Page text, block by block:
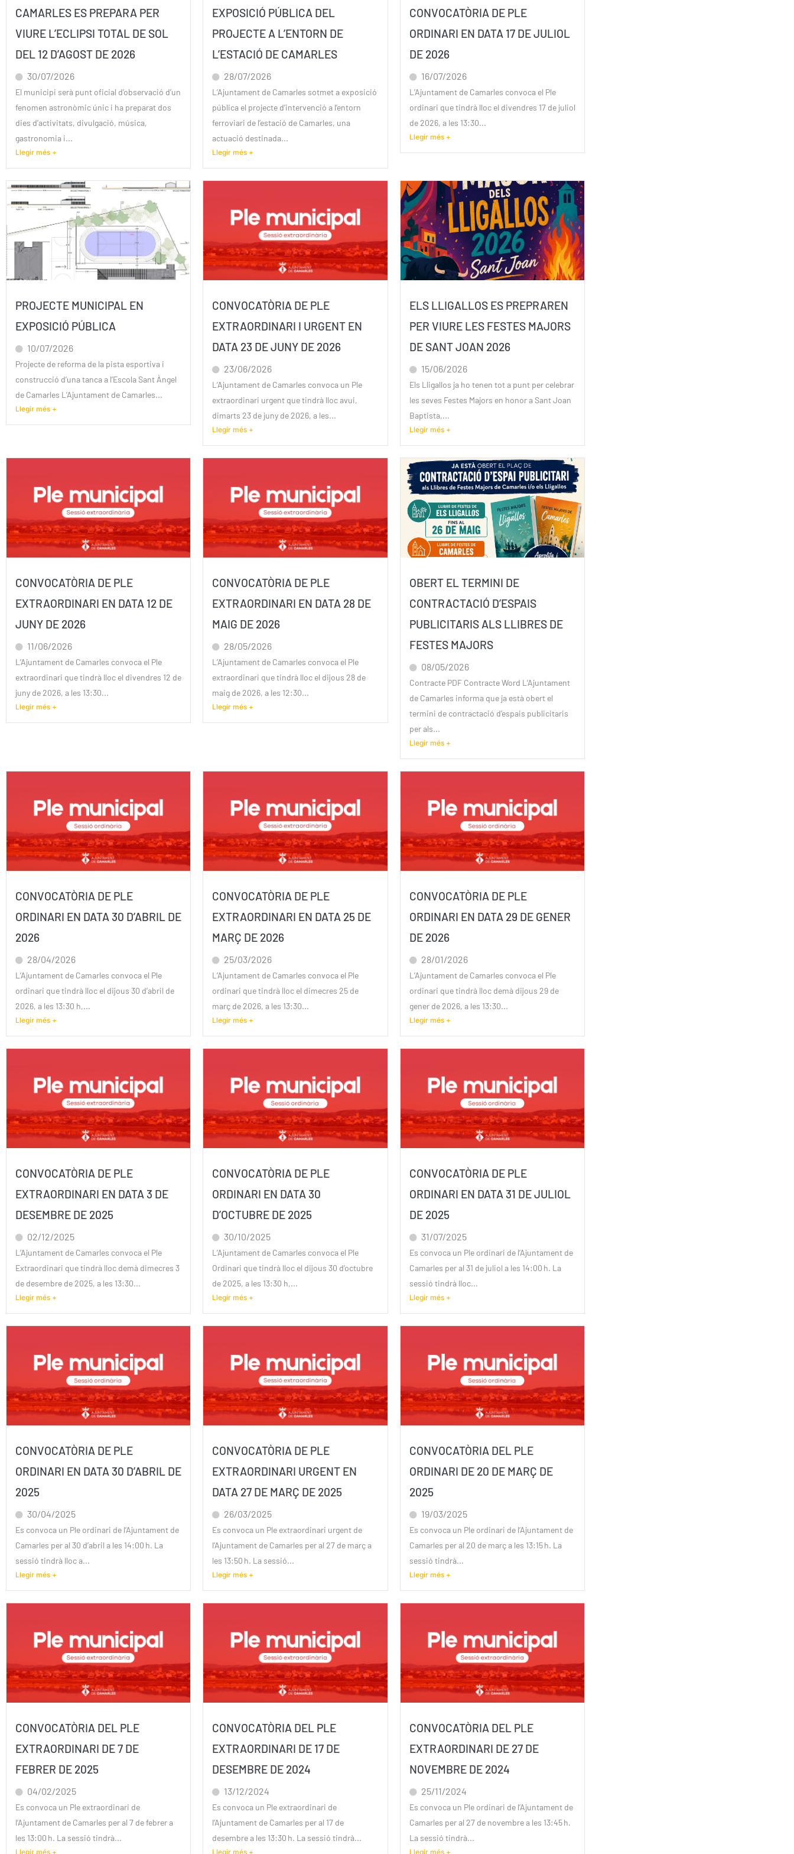
CAMARLES ES PREPARA PER
VIURE L’ECLIPSI TOTAL DE SOL
DEL 12 D’AGOST DE 2026
30/07/2026
El municipi serà punt oficial d’observació d’un
fenomen astronòmic únic i ha preparat dos
dies d’activitats, divulgació, música,
gastronomia i...
Llegir més +
EXPOSICIÓ PÚBLICA DEL
PROJECTE A L’ENTORN DE
L’ESTACIÓ DE CAMARLES
28/07/2026
L’Ajuntament de Camarles sotmet a exposició
pública el projecte d’intervenció a l’entorn
ferroviari de l’estació de Camarles, una
actuació destinada...
Llegir més +
CONVOCATÒRIA DE PLE
ORDINARI EN DATA 17 DE JULIOL
DE 2026
16/07/2026
L’Ajuntament de Camarles convoca el Ple
ordinari que tindrà lloc el divendres 17 de juliol
de 2026, a les 13:30...
Llegir més +
PROJECTE MUNICIPAL EN
EXPOSICIÓ PÚBLICA
10/07/2026
Projecte de reforma de la pista esportiva i
construcció d’una tanca a l’Escola Sant Àngel
de Camarles L’Ajuntament de Camarles...
Llegir més +
CONVOCATÒRIA DE PLE
EXTRAORDINARI I URGENT EN
DATA 23 DE JUNY DE 2026
23/06/2026
L’Ajuntament de Camarles convoca un Ple
extraordinari urgent que tindrà lloc avui,
dimarts 23 de juny de 2026, a les...
Llegir més +
ELS LLIGALLOS ES PREPRAREN
PER VIURE LES FESTES MAJORS
DE SANT JOAN 2026
15/06/2026
Els Lligallos ja ho tenen tot a punt per celebrar
les seves Festes Majors en honor a Sant Joan
Baptista,...
Llegir més +
CONVOCATÒRIA DE PLE
EXTRAORDINARI EN DATA 12 DE
JUNY DE 2026
11/06/2026
L’Ajuntament de Camarles convoca el Ple
extraordinari que tindrà lloc el divendres 12 de
juny de 2026, a les 13:30...
Llegir més +
CONVOCATÒRIA DE PLE
EXTRAORDINARI EN DATA 28 DE
MAIG DE 2026
28/05/2026
L’Ajuntament de Camarles convoca el Ple
extraordinari que tindrà lloc el dijous 28 de
maig de 2026, a les 12:30...
Llegir més +
OBERT EL TERMINI DE
CONTRACTACIÓ D’ESPAIS
PUBLICITARIS ALS LLIBRES DE
FESTES MAJORS
08/05/2026
Contracte PDF Contracte Word L’Ajuntament
de Camarles informa que ja està obert el
termini de contractació d’espais publicitaris
per als...
Llegir més +
CONVOCATÒRIA DE PLE
ORDINARI EN DATA 30 D’ABRIL DE
2026
28/04/2026
L’Ajuntament de Camarles convoca el Ple
ordinari que tindrà lloc el dijous 30 d’abril de
2026, a les 13:30 h,...
Llegir més +
CONVOCATÒRIA DE PLE
EXTRAORDINARI EN DATA 25 DE
MARÇ DE 2026
25/03/2026
L’Ajuntament de Camarles convoca el Ple
ordinari que tindrà lloc el dimecres 25 de
març de 2026, a les 13:30...
Llegir més +
CONVOCATÒRIA DE PLE
ORDINARI EN DATA 29 DE GENER
DE 2026
28/01/2026
L’Ajuntament de Camarles convoca el Ple
ordinari que tindrà lloc demà dijous 29 de
gener de 2026, a les 13:30...
Llegir més +
CONVOCATÒRIA DE PLE
EXTRAORDINARI EN DATA 3 DE
DESEMBRE DE 2025
02/12/2025
L’Ajuntament de Camarles convoca el Ple
Extraordinari que tindrà lloc demà dimecres 3
de desembre de 2025, a les 13:30...
Llegir més +
CONVOCATÒRIA DE PLE
ORDINARI EN DATA 30
D’OCTUBRE DE 2025
30/10/2025
L’Ajuntament de Camarles convoca el Ple
Ordinari que tindrà lloc el dijous 30 d’octubre
de 2025, a les 13:30 h,...
Llegir més +
CONVOCATÒRIA DE PLE
ORDINARI EN DATA 31 DE JULIOL
DE 2025
31/07/2025
Es convoca un Ple ordinari de l’Ajuntament de
Camarles per al 31 de juliol a les 14:00 h. La
sessió tindrà lloc...
Llegir més +
CONVOCATÒRIA DE PLE
ORDINARI EN DATA 30 D’ABRIL DE
2025
30/04/2025
Es convoca un Ple ordinari de l’Ajuntament de
Camarles per al 30 d’abril a les 14:00 h. La
sessió tindrà lloc a...
Llegir més +
CONVOCATÒRIA DE PLE
EXTRAORDINARI URGENT EN
DATA 27 DE MARÇ DE 2025
26/03/2025
Es convoca un Ple extraordinari urgent de
l’Ajuntament de Camarles per al 27 de març a
les 13:50 h. La sessió...
Llegir més +
CONVOCATÒRIA DEL PLE
ORDINARI DE 20 DE MARÇ DE
2025
19/03/2025
Es convoca un Ple ordinari de l’Ajuntament de
Camarles per al 20 de març a les 13:15 h. La
sessió tindrà...
Llegir més +
CONVOCATÒRIA DEL PLE
EXTRAORDINARI DE 7 DE
FEBRER DE 2025
04/02/2025
Es convoca un Ple extraordinari de
l’Ajuntament de Camarles per al 7 de febrer a
les 13:00 h. La sessió tindrà...
Llegir més +
CONVOCATÒRIA DEL PLE
EXTRAORDINARI DE 17 DE
DESEMBRE DE 2024
13/12/2024
Es convoca un Ple extraordinari de
l’Ajuntament de Camarles per al 17 de
desembre a les 13:30 h. La sessió tindrà...
Llegir més +
CONVOCATÒRIA DEL PLE
EXTRAORDINARI DE 27 DE
NOVEMBRE DE 2024
25/11/2024
Es convoca un Ple ordinari de l’Ajuntament de
Camarles per al 27 de novembre a les 13:45 h.
La sessió tindrà...
Llegir més +